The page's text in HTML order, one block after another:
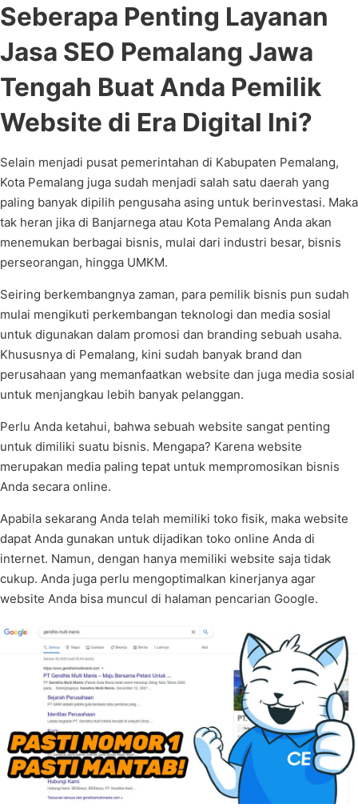
Seberapa Penting Layanan
Jasa SEO Pemalang Jawa
Tengah Buat Anda Pemilik
Website di Era Digital Ini?
Selain menjadi pusat pemerintahan di Kabupaten Pemalang,
Kota Pemalang juga sudah menjadi salah satu daerah yang
paling banyak dipilih pengusaha asing untuk berinvestasi. Maka
tak heran jika di Banjarnega atau Kota Pemalang Anda akan
menemukan berbagai bisnis, mulai dari industri besar, bisnis
perseorangan, hingga UMKM.
Seiring berkembangnya zaman, para pemilik bisnis pun sudah
mulai mengikuti perkembangan teknologi dan media sosial
untuk digunakan dalam promosi dan branding sebuah usaha.
Khususnya di Pemalang, kini sudah banyak brand dan
perusahaan yang memanfaatkan website dan juga media sosial
untuk menjangkau lebih banyak pelanggan.
Perlu Anda ketahui, bahwa sebuah website sangat penting
untuk dimiliki suatu bisnis. Mengapa? Karena website
merupakan media paling tepat untuk mempromosikan bisnis
Anda secara online.
Apabila sekarang Anda telah memiliki toko fisik, maka website
dapat Anda gunakan untuk dijadikan toko online Anda di
internet. Namun, dengan hanya memiliki website saja tidak
cukup. Anda juga perlu mengoptimalkan kinerjanya agar
website Anda bisa muncul di halaman pencarian Google.